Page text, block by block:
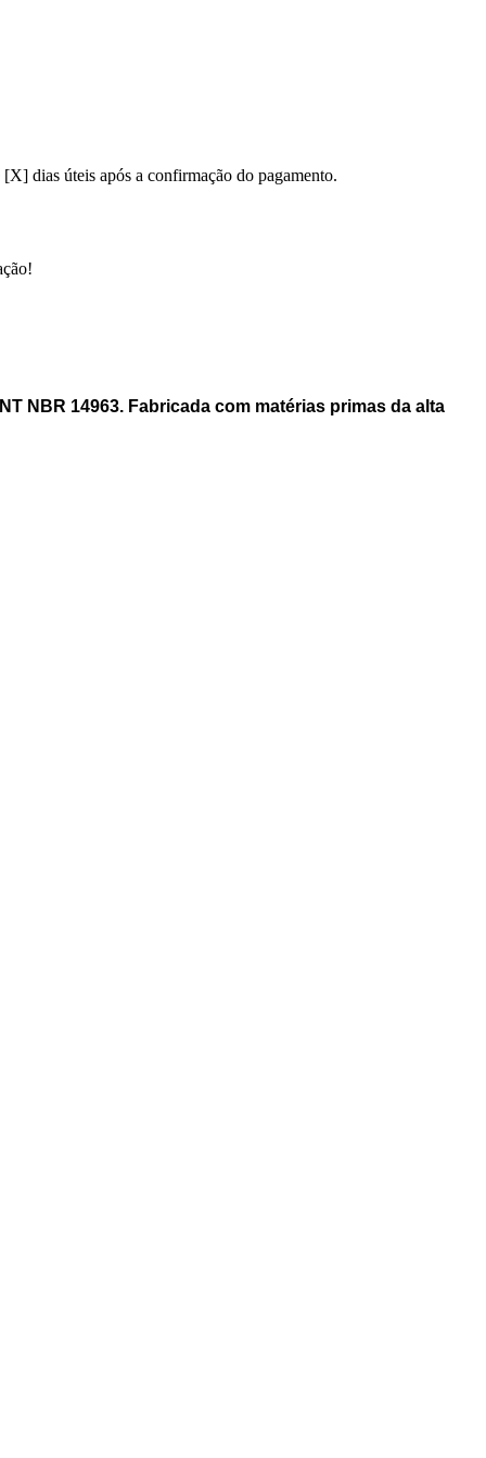
dias úteis após a confirmação do pagamento.
NBR 14963. Fabricada com matérias primas da alta